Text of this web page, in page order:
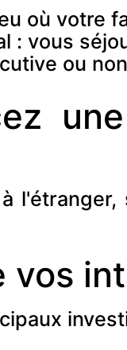
où votre
: vous
ou
vos